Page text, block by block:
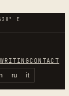
E
WRITINGCONTACT
ru it